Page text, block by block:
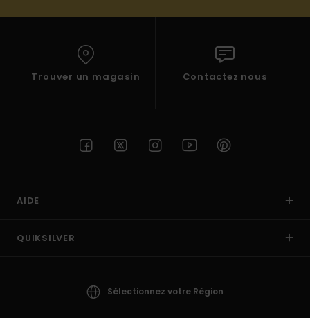
Trouver un magasin Contactez nous
AIDE
QUIKSILVER
Sélectionnez votre Région